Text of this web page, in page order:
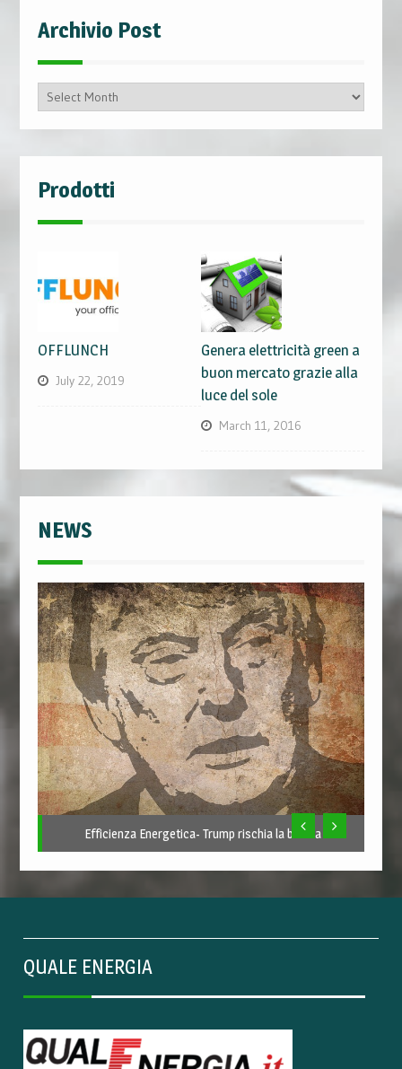
Archivio Post
Archivio
Prodotti
OFFLUNCH
July 22, 2019
Genera elettricità green a
buon mercato grazie alla
luce del sole
March 11, 2016
NEWS
Efficienza Energetica- Trump rischia la bufera
QUALE ENERGIA